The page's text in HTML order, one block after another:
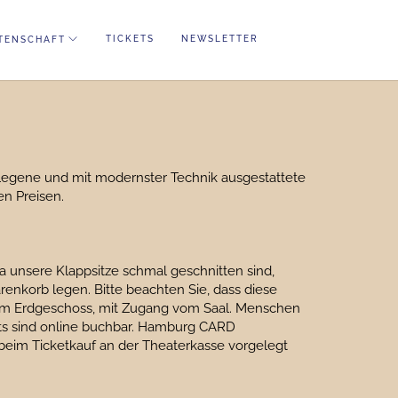
TICKETS NEWSLETTER
und mit modernster Technik ausgestattete
Preisen.
unsere Klappsitze schmal geschnitten sind,
legen. Bitte beachten Sie, dass diese
Erdgeschoss, mit Zugang vom Saal. Menschen
sind online buchbar. Hamburg CARD
Ticketkauf an der Theaterkasse vorgelegt